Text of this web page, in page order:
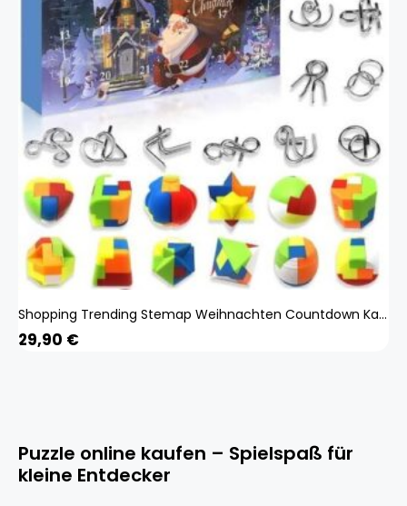
Shopping Trending Stemap Weihnachten Countdown Kalender mit Denkrtseln Geschenke Puzzle Spielzeug Advent fr Kinder und Erwachsene
29,90 €
Puzzle online kaufen – Spielspaß für
kleine Entdecker